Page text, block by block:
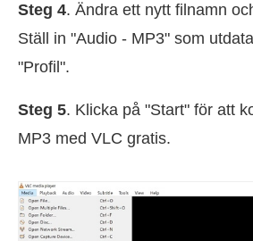
Steg 4. Ändra ett nytt filnamn
Ställ in "Audio - MP3" som
"Profil".
Steg 5. Klicka på "Start" för att
MP3 med VLC gratis.